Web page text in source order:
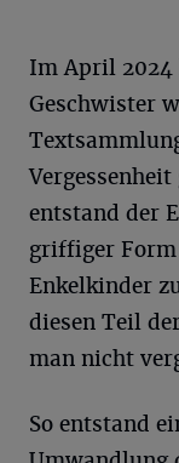
Im April 2024
Geschwister
entstand der
griffiger Form
Enkelkinder
diesen Teil
man nicht
So entstand